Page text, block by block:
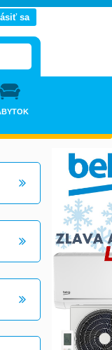
sa